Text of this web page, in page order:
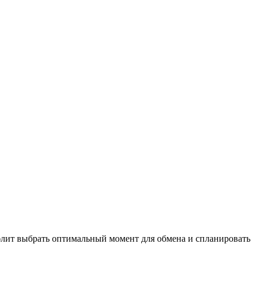
выбрать оптимальный момент для обмена и спланировать